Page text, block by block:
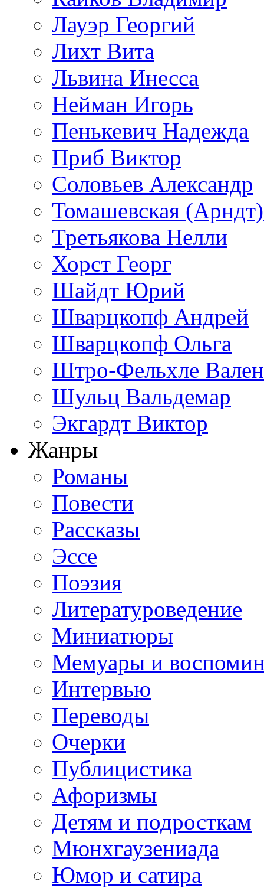
Лауэр Георгий
Лихт Вита
Львина Инесса
Нейман Игорь
Пенькевич Надежда
Приб Виктор
Соловьев Александр
Томашевская
Третьякова Нелли
Хорст Георг
Шайдт Юрий
Шварцкопф Андрей
Шварцкопф Ольга
Штро-Фельхле
Шульц Вальдемар
Экгардт Виктор
Жанры
Романы
Повести
Рассказы
Эссе
Поэзия
Литературоведение
Миниатюры
Мемуары и
Интервью
Переводы
Очерки
Публицистика
Афоризмы
Детям и подросткам
Мюнхгаузениада
Юмор и сатира